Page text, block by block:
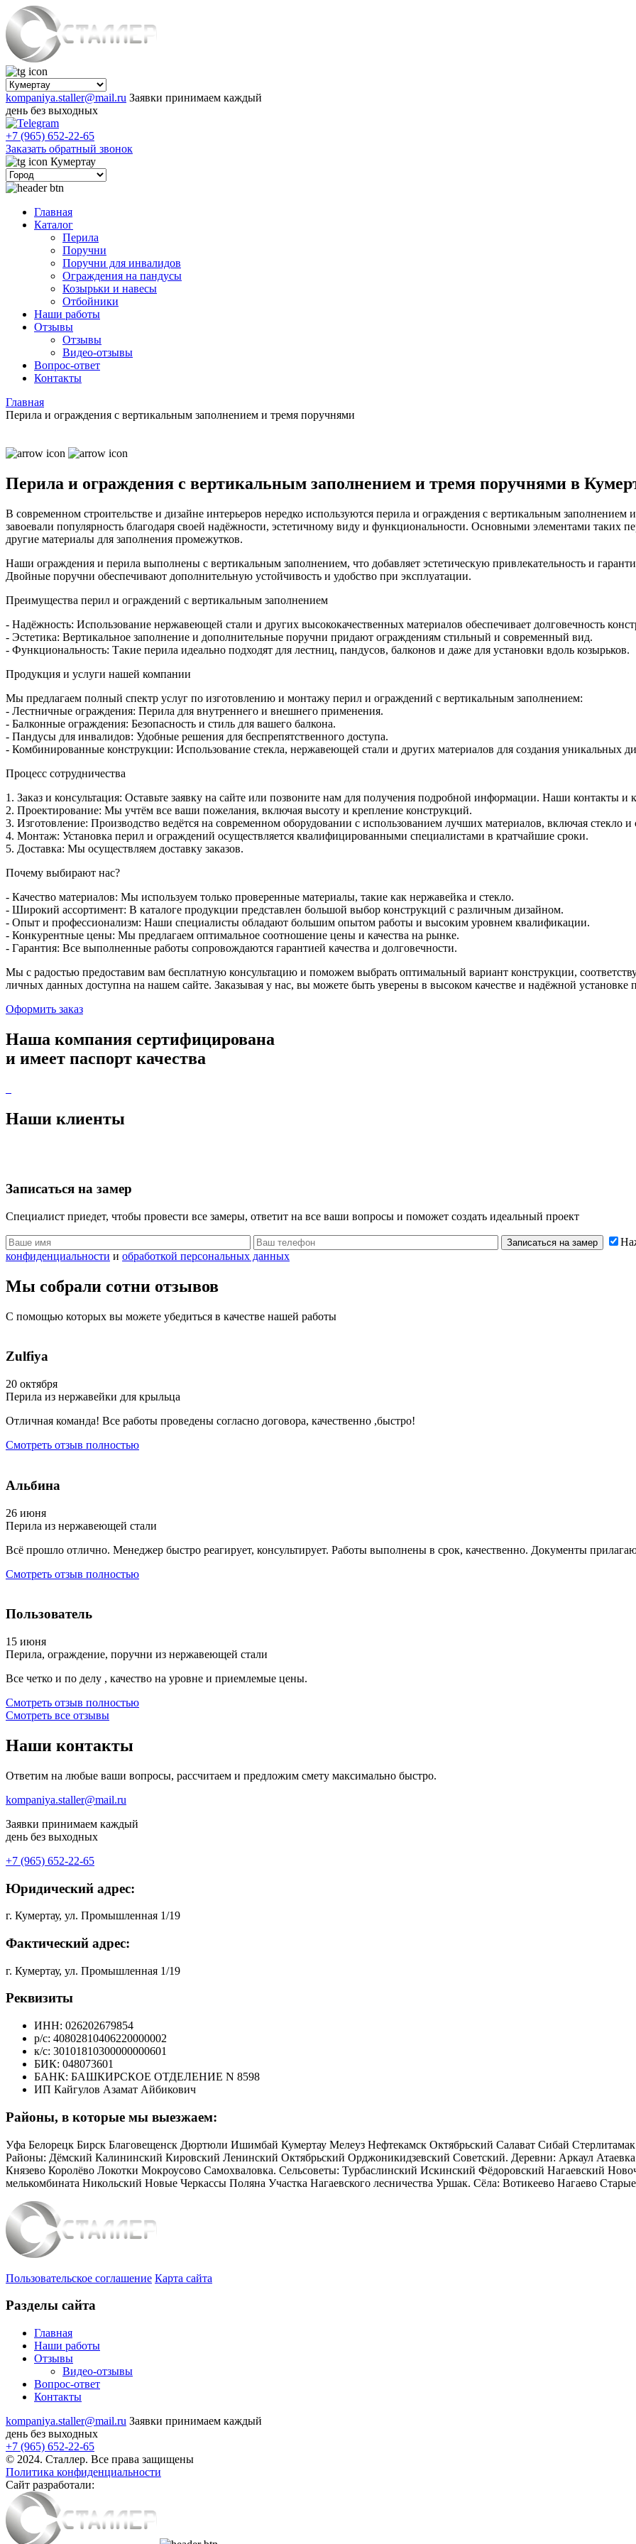
kompaniya.staller@mail.ru Заявки принимаем каждый
день без выходных
+7 (965) 652-22-65
Заказать обратный звонок
Кумертау
Главная
Каталог
Перила
Поручни
Поручни для инвалидов
Ограждения на пандусы
Козырьки и навесы
Отбойники
Наши работы
Отзывы
Отзывы
Видео-отзывы
Вопрос-ответ
Контакты
Главная
Перила и ограждения с вертикальным заполнением и тремя поручнями
Перила и ограждения с вертикальным заполнением и тремя поручнями в
В современном строительстве и дизайне интерьеров нередко используются перила и ограждения с вертикальным
завоевали популярность благодаря своей надёжности, эстетичному виду и функциональности. Основными элементами таких
другие материалы для заполнения промежутков.
Наши ограждения и перила выполнены с вертикальным заполнением, что добавляет эстетическую привлекательность и
Двойные поручни обеспечивают дополнительную устойчивость и удобство при эксплуатации.
Преимущества перил и ограждений с вертикальным заполнением
- Надёжность: Использование нержавеющей стали и других высококачественных материалов обеспечивает долговечность
- Эстетика: Вертикальное заполнение и дополнительные поручни придают ограждениям стильный и современный вид.
- Функциональность: Такие перила идеально подходят для лестниц, пандусов, балконов и даже для установки вдоль козырьков.
Продукция и услуги нашей компании
Мы предлагаем полный спектр услуг по изготовлению и монтажу перил и ограждений с вертикальным заполнением:
- Лестничные ограждения: Перила для внутреннего и внешнего применения.
- Балконные ограждения: Безопасность и стиль для вашего балкона.
- Пандусы для инвалидов: Удобные решения для беспрепятственного доступа.
- Комбинированные конструкции: Использование стекла, нержавеющей стали и других материалов для создания уникальных
Процесс сотрудничества
1. Заказ и консультация: Оставьте заявку на сайте или позвоните нам для получения подробной информации. Наши контакты и
2. Проектирование: Мы учтём все ваши пожелания, включая высоту и крепление конструкций.
3. Изготовление: Производство ведётся на современном оборудовании с использованием лучших материалов, включая стекло и
4. Монтаж: Установка перил и ограждений осуществляется квалифицированными специалистами в кратчайшие сроки.
5. Доставка: Мы осуществляем доставку заказов.
Почему выбирают нас?
- Качество материалов: Мы используем только проверенные материалы, такие как нержавейка и стекло.
- Широкий ассортимент: В каталоге продукции представлен большой выбор конструкций с различным дизайном.
- Опыт и профессионализм: Наши специалисты обладают большим опытом работы и высоким уровнем квалификации.
- Конкурентные цены: Мы предлагаем оптимальное соотношение цены и качества на рынке.
- Гарантия: Все выполненные работы сопровождаются гарантией качества и долговечности.
Мы с радостью предоставим вам бесплатную консультацию и поможем выбрать оптимальный вариант конструкции,
личных данных доступна на нашем сайте. Заказывая у нас, вы можете быть уверены в высоком качестве и надёжной установке
Оформить заказ
Наша компания сертифицирована
и имеет паспорт качества
Наши клиенты
Записаться на замер
Специалист приедет, чтобы провести все замеры, ответит на все ваши вопросы и поможет создать идеальный проект
Записаться на замер
конфиденциальности и обработкой персональных данных
Мы собрали сотни отзывов
С помощью которых вы можете убедиться в качестве нашей работы
Zulfiya
20 октября
Перила из нержавейки для крыльца
Отличная команда! Все работы проведены согласно договора, качественно ,быстро!
Смотреть отзыв полностью
Альбина
26 июня
Перила из нержавеющей стали
Всё прошло отлично. Менеджер быстро реагирует, консультирует. Работы выполнены в срок, качественно. Документы
Смотреть отзыв полностью
Пользователь
15 июня
Перила, ограждение, поручни из нержавеющей стали
Все четко и по делу , качество на уровне и приемлемые цены.
Смотреть отзыв полностью
Смотреть все отзывы
Наши контакты
Ответим на любые ваши вопросы, рассчитаем и предложим смету максимально быстро.
kompaniya.staller@mail.ru
Заявки принимаем каждый
день без выходных
+7 (965) 652-22-65
Юридический адрес:
г. Кумертау, ул. Промышленная 1/19
Фактический адрес:
г. Кумертау, ул. Промышленная 1/19
Реквизиты
ИНН: 026202679854
р/с: 40802810406220000002
к/с: 30101810300000000601
БИК: 048073601
БАНК: БАШКИРСКОЕ ОТДЕЛЕНИЕ N 8598
ИП Кайгулов Азамат Айбикович
Районы, в которые мы выезжаем:
Уфа Белорецк Бирск Благовещенск Дюртюли Ишимбай Кумертау Мелеуз Нефтекамск Октябрьский Салават Сибай
Районы: Дёмский Калининский Кировский Ленинский Октябрьский Орджоникидзевский Советский. Деревни: Аркаул
Князево Королёво Локотки Мокроусово Самохваловка. Сельсоветы: Турбаслинский Искинский Фёдоровский Нагаевский
мелькомбината Никольский Новые Черкассы Поляна Участка Нагаевского лесничества Уршак. Сёла: Вотикеево Нагаево
Пользовательское соглашение Карта сайта
Разделы сайта
Главная
Наши работы
Отзывы
Видео-отзывы
Вопрос-ответ
Контакты
kompaniya.staller@mail.ru Заявки принимаем каждый
день без выходных
+7 (965) 652-22-65
© 2024. Сталлер. Все права защищены
Политика конфиденциальности
Сайт разработали: